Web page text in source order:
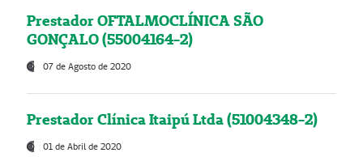
Prestador OFTALMOCLÍNICA SÃO
GONÇALO (55004164-2)
07 de Agosto de 2020
Prestador Clínica Itaipú Ltda (51004348-2)
01 de Abril de 2020